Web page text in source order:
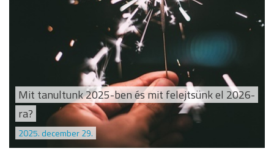
Mit tanultunk 2025-ben és mit felejtsünk el 2026-
ra?
2025. december 29.